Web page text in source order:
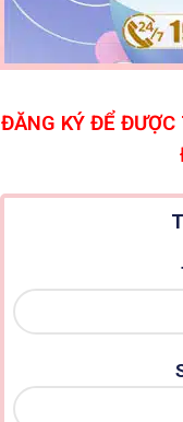
ĐĂNG KÝ ĐỂ ĐƯỢC